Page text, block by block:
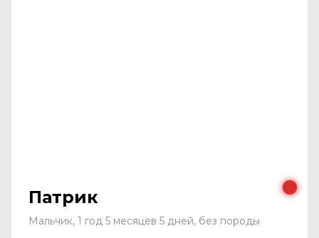
Патрик
Мальчик, 1 год 5 месяцев 5 дней, без породы